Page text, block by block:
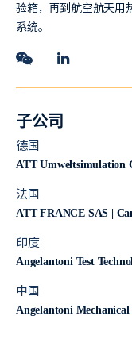
验箱，再到航空航天用
系统。
子公司
德国
ATT Umweltsimulation
法国
ATT FRANCE SAS |
印度
Angelantoni Test
中国
Angelantoni